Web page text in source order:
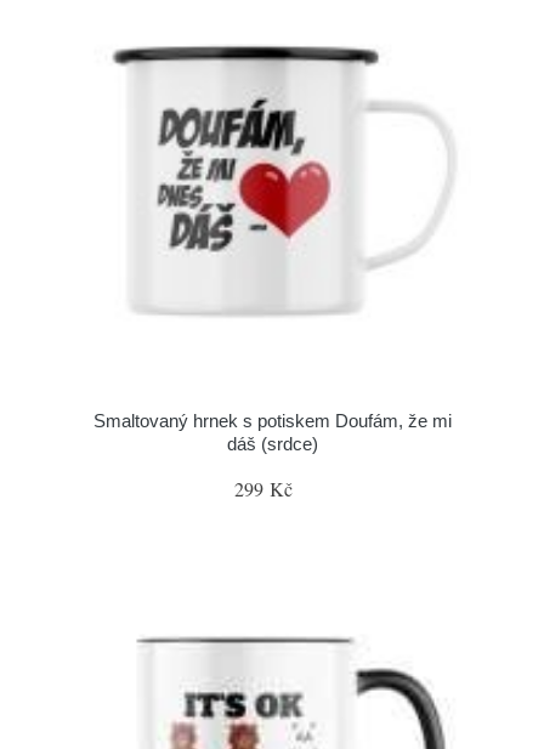
Smaltovaný hrnek s potiskem Doufám, že mi
dáš (srdce)
299 Kč